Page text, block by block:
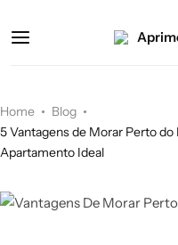
Home
Blog
5 Vantagens de Morar Perto
Apartamento Ideal